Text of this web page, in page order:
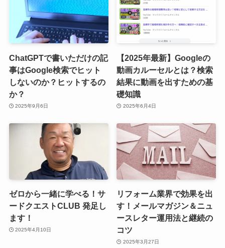
ChatGPTで書いただけの記
事はGoogle検索でヒット
しないのか？ヒットするの
か？
2025年9月6日
【2025年最新】Googleの
動画カルーセルとは？検索
結果に動画を出すための基
礎知識
2025年6月4日
ゼロから一緒に学べる！サ
ードクエストCLUB 発足し
ます！
2025年4月10日
リフォーム業界で効果を出
す！メールマガジン＆ニュ
ースレター運用法と継続の
コツ
2025年3月27日